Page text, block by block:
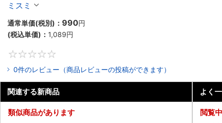
ミスミ
通常単価(税別)： 990円
(税込単価)： 1,089円
0件のレビュー（商品レビューの投稿ができます）
関連する新商品
類似商品があります
よく
閲覧